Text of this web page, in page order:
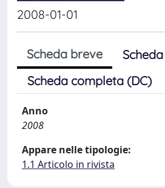
2008-01-01
Scheda breve
Scheda completa (DC)
Anno
2008
Appare nelle tipologie:
1.1 Articolo in rivista